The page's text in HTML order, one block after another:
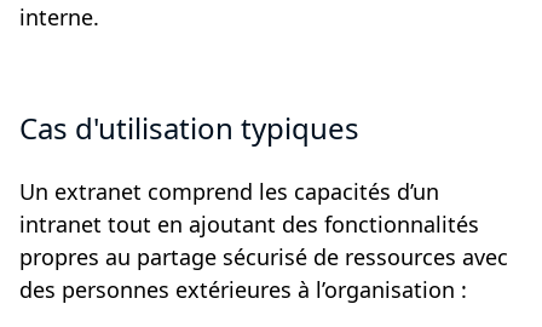
interne.
Cas d'utilisation typiques
Un extranet comprend les capacités d’un
intranet tout en ajoutant des fonctionnalités
propres au partage sécurisé de ressources avec
des personnes extérieures à l’organisation :